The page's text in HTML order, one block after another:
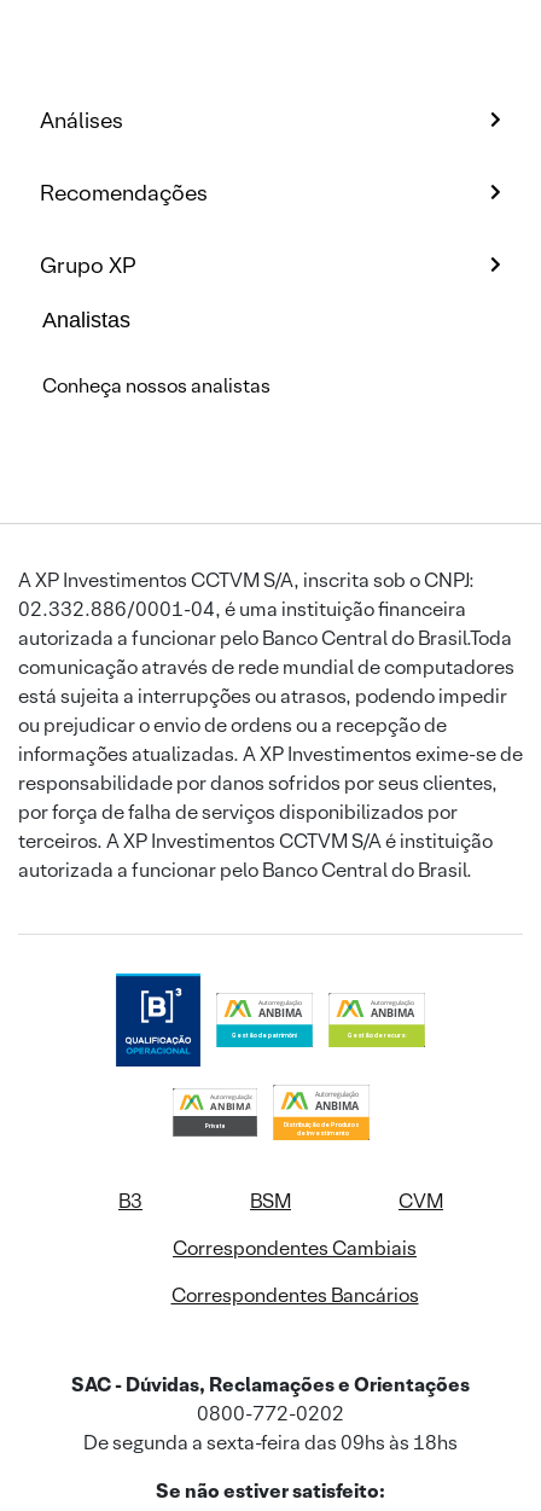
Análises
Recomendações
Grupo XP
Analistas
Conheça nossos analistas
A XP Investimentos CCTVM S/A, inscrita sob o CNPJ:
02.332.886/0001-04, é uma instituição financeira
autorizada a funcionar pelo Banco Central do Brasil.Toda
comunicação através de rede mundial de computadores
está sujeita a interrupções ou atrasos, podendo impedir
ou prejudicar o envio de ordens ou a recepção de
informações atualizadas. A XP Investimentos exime-se de
responsabilidade por danos sofridos por seus clientes,
por força de falha de serviços disponibilizados por
terceiros. A XP Investimentos CCTVM S/A é instituição
autorizada a funcionar pelo Banco Central do Brasil.
B3 BSM
CVM
Correspondentes Cambiais
Correspondentes Bancários
SAC - Dúvidas, Reclamações e Orientações
0800-772-0202
De segunda a sexta-feira das 09hs às 18hs
Se não estiver satisfeito: